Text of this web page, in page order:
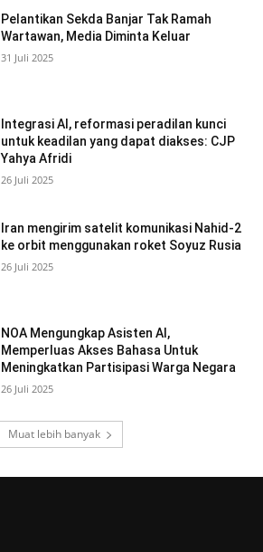
Pelantikan Sekda Banjar Tak Ramah
Wartawan, Media Diminta Keluar
31 Juli 2025
Integrasi AI, reformasi peradilan kunci
untuk keadilan yang dapat diakses: CJP
Yahya Afridi
26 Juli 2025
Iran mengirim satelit komunikasi Nahid-2
ke orbit menggunakan roket Soyuz Rusia
26 Juli 2025
NOA Mengungkap Asisten AI,
Memperluas Akses Bahasa Untuk
Meningkatkan Partisipasi Warga Negara
26 Juli 2025
Muat lebih banyak